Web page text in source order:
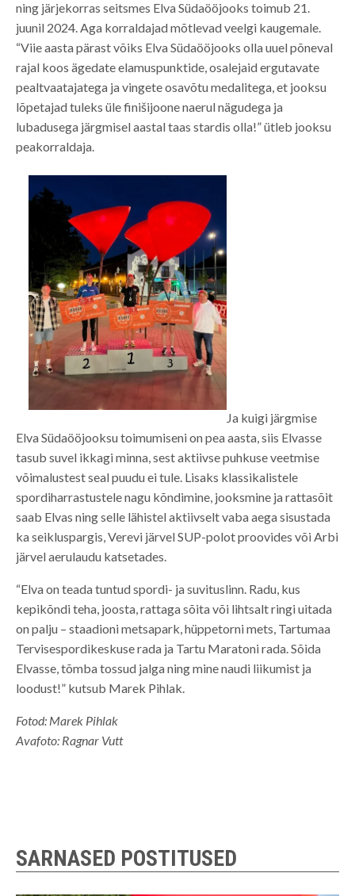
ning järjekorras seitsmes Elva Südaööjooks toimub 21.
juunil 2024. Aga korraldajad mõtlevad veelgi kaugemale.
“Viie aasta pärast võiks Elva Südaööjooks olla uuel põneval
rajal koos ägedate elamuspunktide, osalejaid ergutavate
pealtvaatajatega ja vingete osavõtu medalitega, et jooksu
lõpetajad tuleks üle finišijoone naerul nägudega ja
lubadusega järgmisel aastal taas stardis olla!” ütleb jooksu
peakorraldaja.
Ja kuigi järgmise
Elva Südaööjooksu toimumiseni on pea aasta, siis Elvasse
tasub suvel ikkagi minna, sest aktiivse puhkuse veetmise
võimalustest seal puudu ei tule. Lisaks klassikalistele
spordiharrastustele nagu kõndimine, jooksmine ja rattasõit
saab Elvas ning selle lähistel aktiivselt vaba aega sisustada
ka seikluspargis, Verevi järvel SUP-polot proovides või Arbi
järvel aerulaudu katsetades.
“Elva on teada tuntud spordi- ja suvituslinn. Radu, kus
kepikõndi teha, joosta, rattaga sõita või lihtsalt ringi uitada
on palju – staadioni metsapark, hüppetorni mets, Tartumaa
Tervisespordikeskuse rada ja Tartu Maratoni rada. Sõida
Elvasse, tõmba tossud jalga ning mine naudi liikumist ja
loodust!” kutsub Marek Pihlak.
Fotod: Marek Pihlak
Avafoto: Ragnar Vutt
SARNASED POSTITUSED